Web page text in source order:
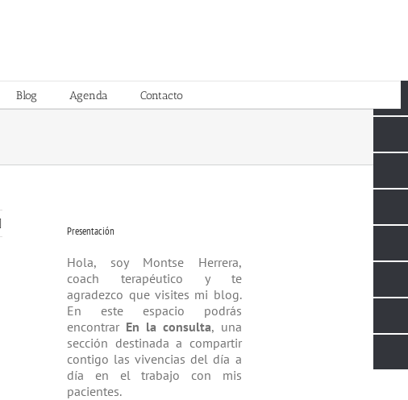
Blog Agenda Contacto
Presentación
Hola, soy Montse Herrera,
coach tera­péutico y te
agradezco que visites mi blog.
En este espacio podrás
encontrar En la consulta, una
sección destinada a compartir
contigo las vivencias del día a
día en el trabajo con mis
pacientes.